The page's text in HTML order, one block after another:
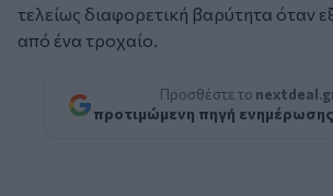
τελείως διαφορετική βαρύτητα όταν
από ένα τροχαίο.
Προσθέστε το
προτιμώμενη πηγή